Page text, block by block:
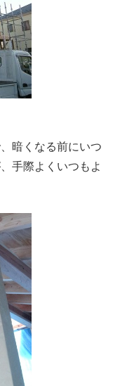
暗くなる前にいつ
手際よくいつもよ